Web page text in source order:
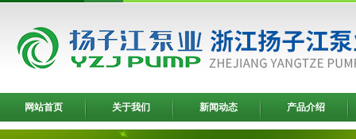
网站首页 关于我们 新闻动态 产品介绍